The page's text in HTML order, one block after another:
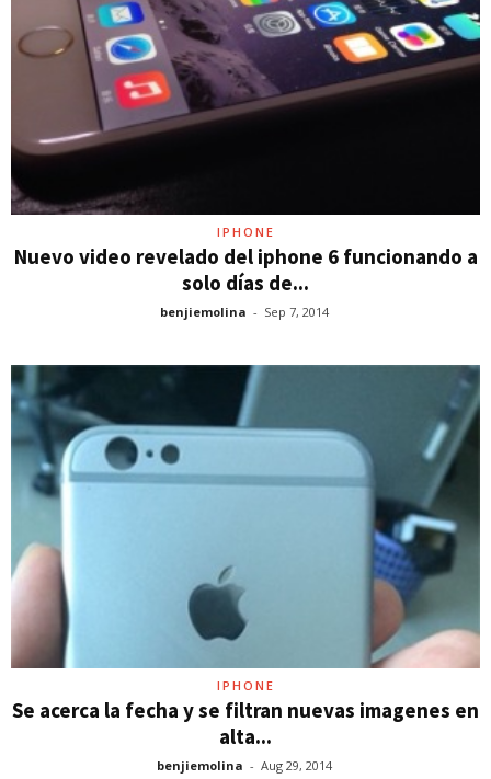
IPHONE
Nuevo video revelado del iphone 6 funcionando a
solo días de...
benjiemolina - Sep 7, 2014
IPHONE
Se acerca la fecha y se filtran nuevas imagenes en
alta...
benjiemolina - Aug 29, 2014